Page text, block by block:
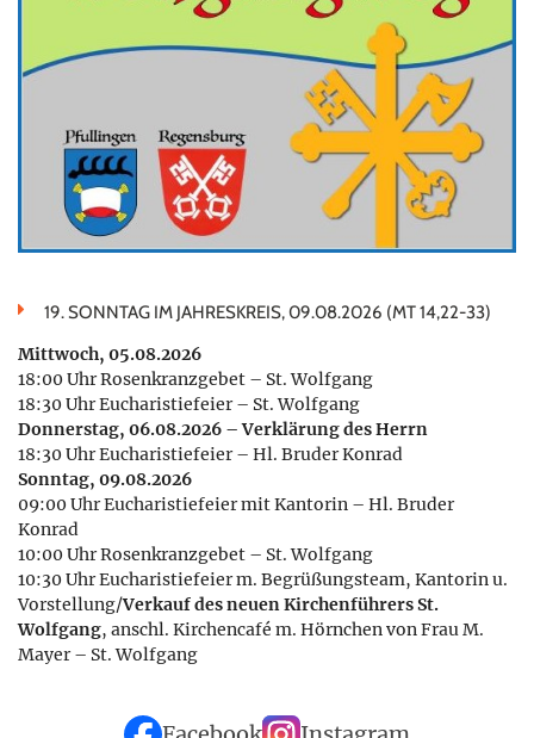
19. SONNTAG IM JAHRESKREIS, 09.08.2026 (MT 14,22-33)
Mittwoch, 05.08.2026
18:00 Uhr Rosenkranzgebet – St. Wolfgang
18:30 Uhr Eucharistiefeier – St. Wolfgang
Donnerstag, 06.08.2026 – Verklärung des Herrn
18:30 Uhr Eucharistiefeier – Hl. Bruder Konrad
Sonntag, 09.08.2026
09:00 Uhr Eucharistiefeier mit Kantorin – Hl. Bruder
Konrad
10:00 Uhr Rosenkranzgebet – St. Wolfgang
10:30 Uhr Eucharistiefeier m. Begrüßungsteam, Kantorin u.
Vorstellung/Verkauf des neuen Kirchenführers St.
Wolfgang, anschl. Kirchencafé m. Hörnchen von Frau M.
Mayer – St. Wolfgang